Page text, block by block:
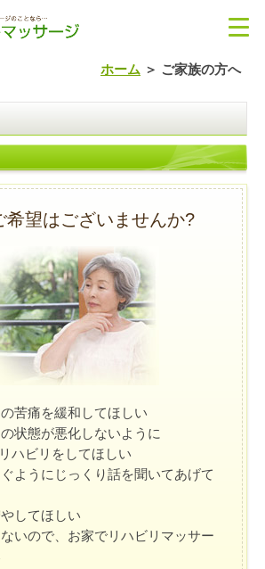
ホーム ご家族の方へ
希望はございませんか?
苦痛を緩和してほしい
状態が悪化しないように
ハビリをしてほしい
ようにじっくり話を聞いてあげて
してほしい
いので、お家でリハビリマッサー